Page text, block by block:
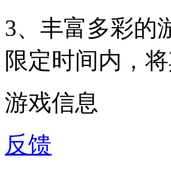
3、丰富多彩的
限定时间内，
游戏信息
反馈